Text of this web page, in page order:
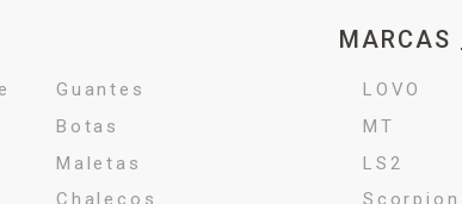
Guantes
Botas
Maletas
MARCAS _
LOVO
MT
LS2